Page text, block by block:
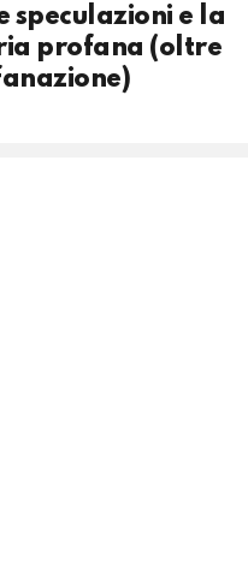
speculazioni e la
profana (oltre